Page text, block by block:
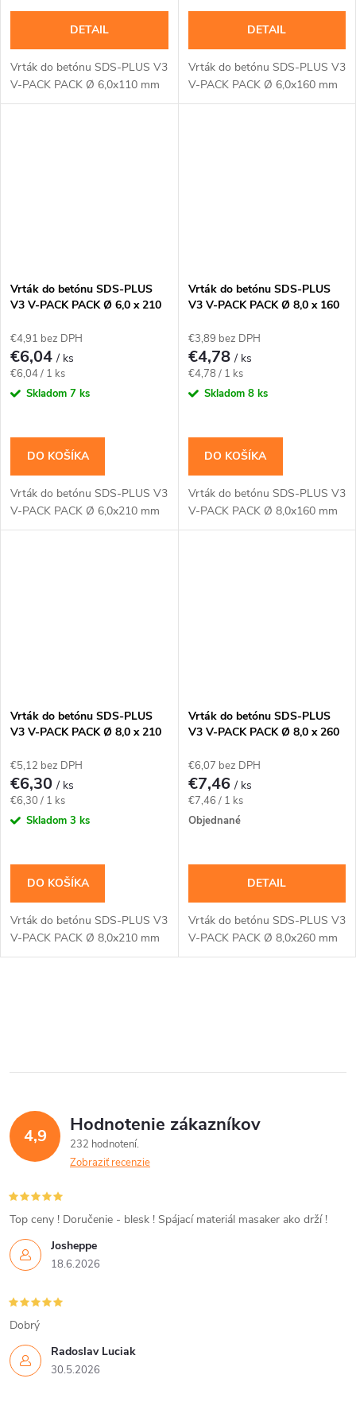
DETAIL
Vrták do betónu SDS-PLUS V3
V-PACK PACK Ø 6,0x110 mm
DETAIL
Vrták do betónu SDS-PLUS V3
V-PACK PACK Ø 6,0x160 mm
Vrták do betónu SDS-PLUS
V3 V-PACK PACK Ø 6,0 x 210
€4,91 bez DPH
€6,04/ ks
Jednotková
cena:
€6,04 / 1 ks
Skladom 7 ks
DO KOŠÍKA
Vrták do betónu SDS-PLUS V3
V-PACK PACK Ø 6,0x210 mm
Vrták do betónu SDS-PLUS
V3 V-PACK PACK Ø 8,0 x 160
€3,89 bez DPH
€4,78/ ks
Jednotková
cena:
€4,78 / 1 ks
Skladom 8 ks
DO KOŠÍKA
Vrták do betónu SDS-PLUS V3
V-PACK PACK Ø 8,0x160 mm
Vrták do betónu SDS-PLUS
V3 V-PACK PACK Ø 8,0 x 210
€5,12 bez DPH
€6,30/ ks
Jednotková
cena:
€6,30 / 1 ks
Skladom 3 ks
DO KOŠÍKA
Vrták do betónu SDS-PLUS V3
V-PACK PACK Ø 8,0x210 mm
Vrták do betónu SDS-PLUS
V3 V-PACK PACK Ø 8,0 x 260
€6,07 bez DPH
€7,46/ ks
Jednotková
cena:
€7,46 / 1 ks
Objednané
DETAIL
Vrták do betónu SDS-PLUS V3
V-PACK PACK Ø 8,0x260 mm
l
d
a
c
i
e
p
r
v
k
4,9 Hodnotenie zákazníkov
232 hodnotení
Zobraziť recenzie
Josheppe
18.6.2026
Top ceny ! Doručenie - blesk ! Spájací materiál masaker ako drží !
Radoslav Luciak
30.5.2026
Dobrý